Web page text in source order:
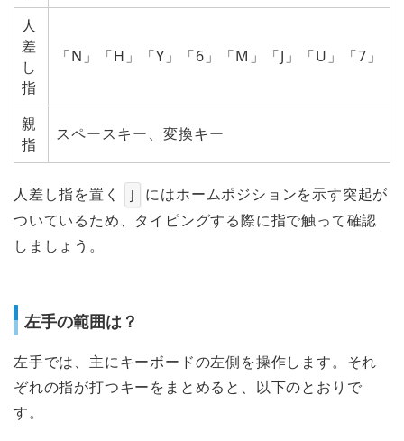
人
差
し
指
「N」「H」「Y」「6」「M」「J」「U」「7」
親
指
スペースキー、変換キー
人差し指を置く J
にはホームポジションを示す突起が
ついているため、タイピングする際に指で触って確認
しましょう。
左手の範囲は？
左手では、主にキーボードの左側を操作します。それ
ぞれの指が打つキーをまとめると、以下のとおりで
す。